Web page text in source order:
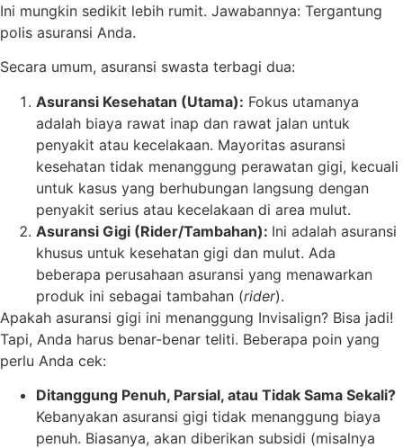
Ini mungkin sedikit lebih rumit. Jawabannya: Tergantung
polis asuransi Anda.
Secara umum, asuransi swasta terbagi dua:
Asuransi Kesehatan (Utama): Fokus utamanya
adalah biaya rawat inap dan rawat jalan untuk
penyakit atau kecelakaan. Mayoritas asuransi
kesehatan tidak menanggung perawatan gigi, kecuali
untuk kasus yang berhubungan langsung dengan
penyakit serius atau kecelakaan di area mulut.
Asuransi Gigi (Rider/Tambahan): Ini adalah asuransi
khusus untuk kesehatan gigi dan mulut. Ada
beberapa perusahaan asuransi yang menawarkan
produk ini sebagai tambahan (rider).
Apakah asuransi gigi ini menanggung Invisalign? Bisa jadi!
Tapi, Anda harus benar-benar teliti. Beberapa poin yang
perlu Anda cek:
Ditanggung Penuh, Parsial, atau Tidak Sama Sekali?
Kebanyakan asuransi gigi tidak menanggung biaya
penuh. Biasanya, akan diberikan subsidi (misalnya